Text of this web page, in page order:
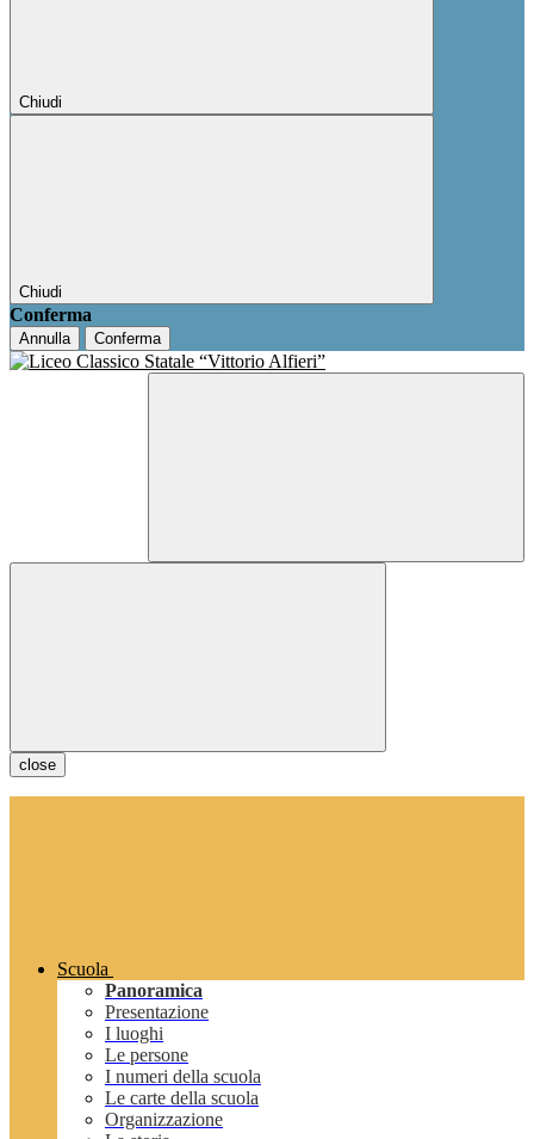
Chiudi
Chiudi
Conferma
Annulla Conferma
close
Scuola
Panoramica
Presentazione
I luoghi
Le persone
I numeri della scuola
Le carte della scuola
Organizzazione